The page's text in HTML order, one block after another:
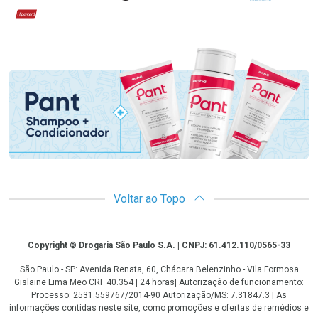
Hipercard
Voltar ao Topo
CopyrightCopyright © Drogaria São Paulo S.A. | CNPJ: 61.412.110/0565-33
São Paulo - SP: Avenida Renata, 60, Chácara Belenzinho - Vila Formosa
Gislaine Lima Meo CRF 40.354 | 24 horas| Autorização de funcionamento:
Processo: 2531.559767/2014-90 Autorização/MS: 7.31847.3 | As
informações contidas neste site, como promoções e ofertas de remédios e